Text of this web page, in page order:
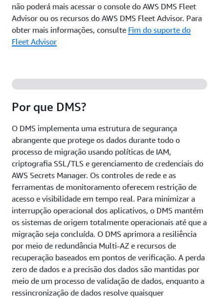
não poderá mais acessar o console do AWS DMS Fleet
Advisor ou os recursos do AWS DMS Fleet Advisor. Para
obter mais informações, consulte Fim do suporte do
Fleet Advisor
Por que DMS?
O DMS implementa uma estrutura de segurança
abrangente que protege os dados durante todo o
processo de migração usando políticas de IAM,
criptografia SSL/TLS e gerenciamento de credenciais do
AWS Secrets Manager. Os controles de rede e as
ferramentas de monitoramento oferecem restrição de
acesso e visibilidade em tempo real. Para minimizar a
interrupção operacional dos aplicativos, o DMS mantém
os sistemas de origem totalmente operacionais até que a
migração seja concluída. O DMS aprimora a resiliência
por meio de redundância Multi-AZ e recursos de
recuperação baseados em pontos de verificação. A perda
zero de dados e a precisão dos dados são mantidas por
meio de um processo de validação de dados, enquanto a
ressincronização de dados resolve quaisquer